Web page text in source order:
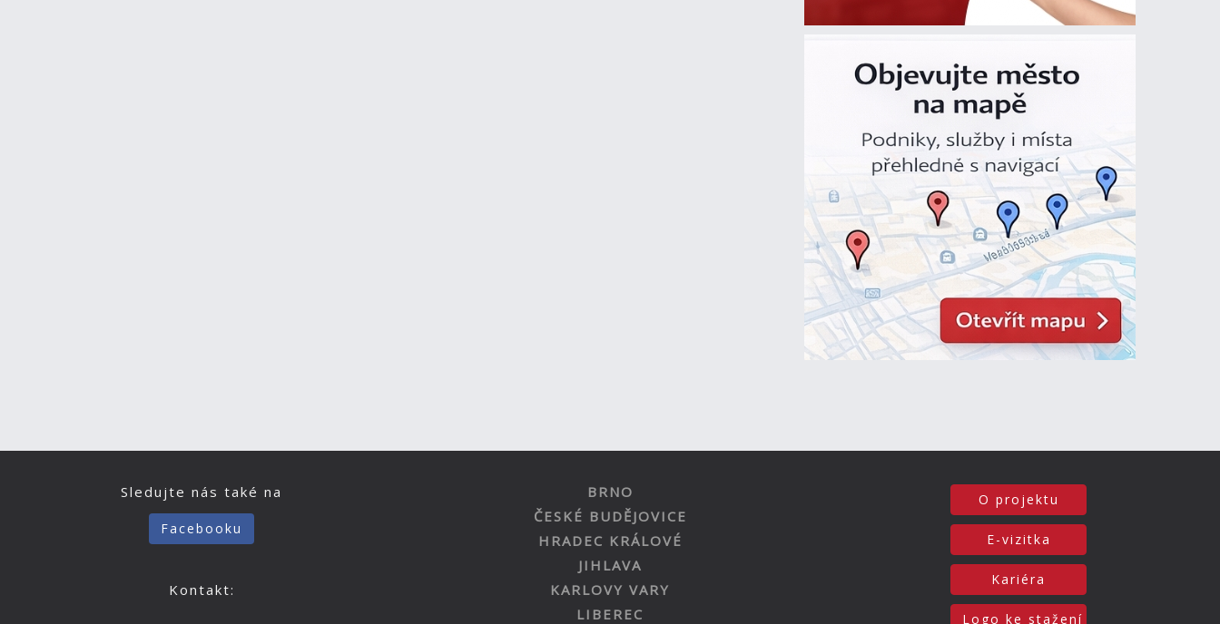
Sledujte nás také na
Facebooku
Kontakt:
BRNO
ČESKÉ BUDĚJOVICE
HRADEC KRÁLOVÉ
JIHLAVA
KARLOVY VARY
LIBEREC
O projektu
E-vizitka
Kariéra
Logo ke stažení